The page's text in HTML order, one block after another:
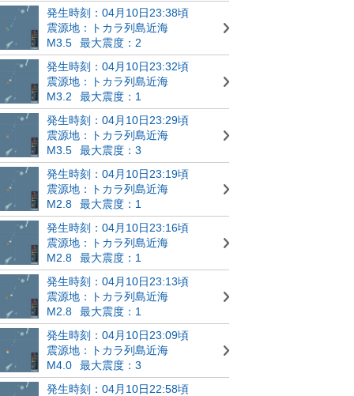
発生時刻：04月10日23:38頃
震源地：トカラ列島近海
M3.5
最大震度：2
発生時刻：04月10日23:32頃
震源地：トカラ列島近海
M3.2
最大震度：1
発生時刻：04月10日23:29頃
震源地：トカラ列島近海
M3.5
最大震度：3
発生時刻：04月10日23:19頃
震源地：トカラ列島近海
M2.8
最大震度：1
発生時刻：04月10日23:16頃
震源地：トカラ列島近海
M2.8
最大震度：1
発生時刻：04月10日23:13頃
震源地：トカラ列島近海
M2.8
最大震度：1
発生時刻：04月10日23:09頃
震源地：トカラ列島近海
M4.0
最大震度：3
発生時刻：04月10日22:58頃